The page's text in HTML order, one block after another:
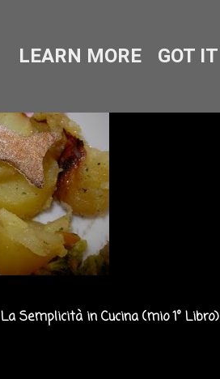
La Semplicità in Cucina (mio 1° Libro)
LEARN MORE GOT IT